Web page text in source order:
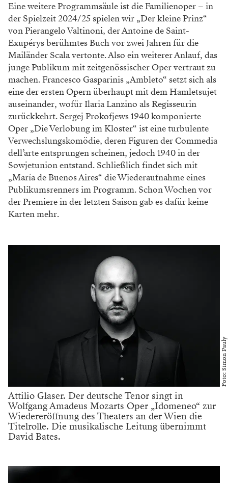
Eine weitere Programmsäule ist die Familienoper – in
der Spielzeit 2024/25 spielen wir „Der kleine Prinz“
von Pierangelo Valtinoni, der Antoine de Saint-
Exupérys berühmtes Buch vor zwei Jahren für die
Mailänder Scala vertonte. Also ein weiterer Anlauf, das
junge Publikum mit zeitgenössischer Oper vertraut zu
machen. Francesco Gasparinis „Ambleto“ setzt sich als
eine der ersten Opern überhaupt mit dem Hamletsujet
auseinander, wofür Ilaria Lanzino als Regisseurin
zurückkehrt. Sergej Prokofjews 1940 komponierte
Oper „Die Verlobung im Kloster“ ist eine turbulente
Verwechslungskomödie, deren Figuren der Commedia
dell’arte entsprungen scheinen, jedoch 1940 in der
Sowjetunion entstand. Schließlich findet sich mit
„María de Buenos Aires“ die Wiederaufnahme eines
Publikumsrenners im Programm. Schon Wochen vor
der Premiere in der letzten Saison gab es dafür keine
Karten mehr.
Foto: Simon Pauly
Attilio Glaser. Der deutsche Tenor singt in
Wolfgang Amadeus Mozarts Oper „Idomeneo“ zur
Wiedereröffnung des Theaters an der Wien die
Titelrolle. Die musikalische Leitung übernimmt
David Bates.